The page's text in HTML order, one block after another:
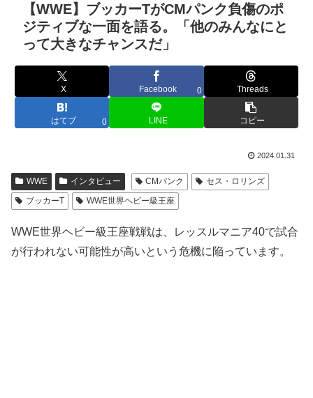
【WWE】ブッカーTがCMパンク負傷のポ
ジティブな一面を語る。「他のみんなにと
って大きなチャンスだ」
X Facebook 0 Threads
はてブ 0 LINE コピー
2024.01.31
WWE インタビュー CMパンク
セス・ロリンズ
ブッカーT
WWE世界ヘビー級王座
WWE世界ヘビー級王座戦戦は、レッスルマニア40で試合
が行われない可能性が高いという危機に陥っています。